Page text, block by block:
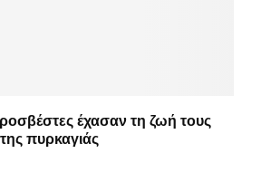
έχασαν τη ζωή τους
πυρκαγιάς